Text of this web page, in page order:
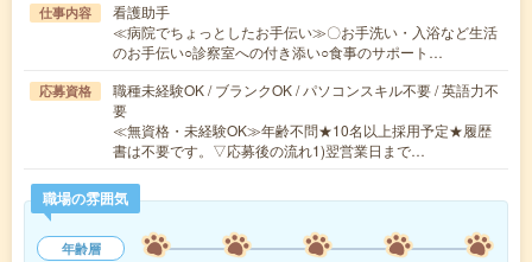
仕事内容
看護助手
≪病院でちょっとしたお手伝い≫〇お手洗い・入浴など生活
のお手伝い○診察室への付き添い○食事のサポート…
応募資格
職種未経験OK / ブランクOK / パソコンスキル不要 / 英語力不
要
≪無資格・未経験OK≫年齢不問★10名以上採用予定★履歴
書は不要です。▽応募後の流れ1)翌営業日まで…
職場の雰囲気
年齢層